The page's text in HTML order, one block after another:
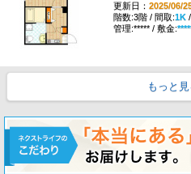
更新日： 2025/06/
階数:3階 / 間取:1K/
管理:***** / 敷金:
もっと見